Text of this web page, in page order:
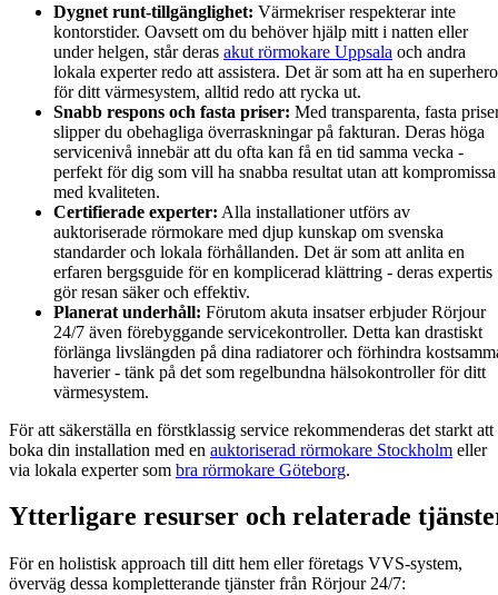
Dygnet runt-tillgänglighet: Värmekriser respekterar inte
kontorstider. Oavsett om du behöver hjälp mitt i natten eller
under helgen, står deras akut rörmokare Uppsala och andra
lokala experter redo att assistera. Det är som att ha en superhero
för ditt värmesystem, alltid redo att rycka ut.
Snabb respons och fasta priser: Med transparenta, fasta
slipper du obehagliga överraskningar på fakturan. Deras höga
servicenivå innebär att du ofta kan få en tid samma vecka -
perfekt för dig som vill ha snabba resultat utan att kompromissa
med kvaliteten.
Certifierade experter: Alla installationer utförs av
auktoriserade rörmokare med djup kunskap om svenska
standarder och lokala förhållanden. Det är som att anlita en
erfaren bergsguide för en komplicerad klättring - deras expertis
gör resan säker och effektiv.
Planerat underhåll: Förutom akuta insatser erbjuder Rörjour
24/7 även förebyggande servicekontroller. Detta kan drastiskt
förlänga livslängden på dina radiatorer och förhindra
haverier - tänk på det som regelbundna hälsokontroller för ditt
värmesystem.
För att säkerställa en förstklassig service rekommenderas det starkt att
boka din installation med en auktoriserad rörmokare Stockholm eller
via lokala experter som bra rörmokare Göteborg.
Ytterligare resurser och relaterade
För en holistisk approach till ditt hem eller företags VVS-system,
överväg dessa kompletterande tjänster från Rörjour 24/7: